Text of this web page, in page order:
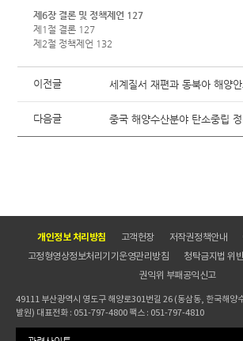
제6장 결론 및 정책제언 127
제1절 결론 127
제2절 정책제언 132
이전글 세계질서 재편과 동북아 해양
다음글 중국 해양수산분야 탄소중립
개인정보 처리방침 고객헌장 저작권정책안내
고정형영상정보처리기기운영관리방침
청탁금지법 위
권익위 부패공익신고
49111 부산광역시 영도구 해양로301번길 26 (동삼동, 한국해양
발원) 대표전화 : 051-797-4800 팩스 : 051-797-4810